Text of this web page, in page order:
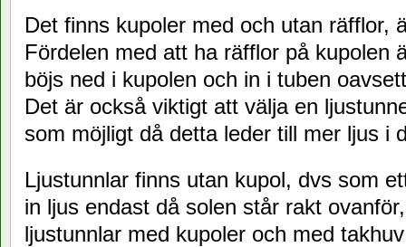
Det finns kupoler med och utan räfflor,
Fördelen med att ha räfflor på kupolen
böjs ned i kupolen och in i tuben
Det är också viktigt att välja en
som möjligt då detta leder till mer ljus i
Ljustunnlar finns utan kupol, dvs som
in ljus endast då solen står rakt
ljustunnlar med kupoler och med